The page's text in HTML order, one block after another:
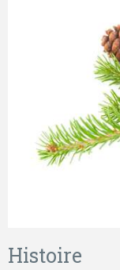
Histoire